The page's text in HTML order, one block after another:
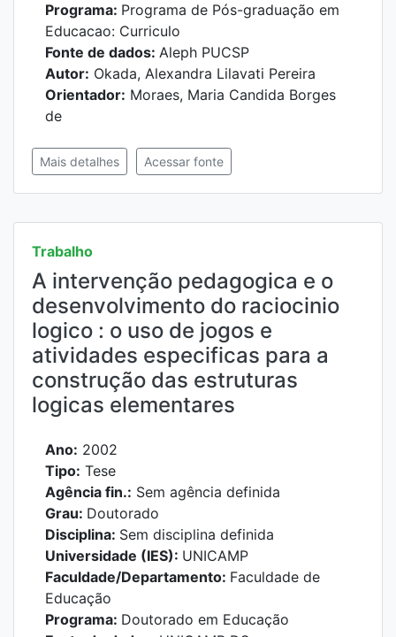
Programa: Programa de Pós-graduação em
Educacao: Curriculo
Fonte de dados: Aleph PUCSP
Autor: Okada, Alexandra Lilavati Pereira
Orientador: Moraes, Maria Candida Borges
de
Mais detalhes Acessar fonte
Trabalho
A intervenção pedagogica e o
desenvolvimento do raciocinio
logico : o uso de jogos e
atividades especificas para a
construção das estruturas
logicas elementares
Ano: 2002
Tipo: Tese
Agência fin.: Sem agência definida
Grau: Doutorado
Disciplina: Sem disciplina definida
Universidade (IES): UNICAMP
Faculdade/Departamento: Faculdade de
Educação
Programa: Doutorado em Educação